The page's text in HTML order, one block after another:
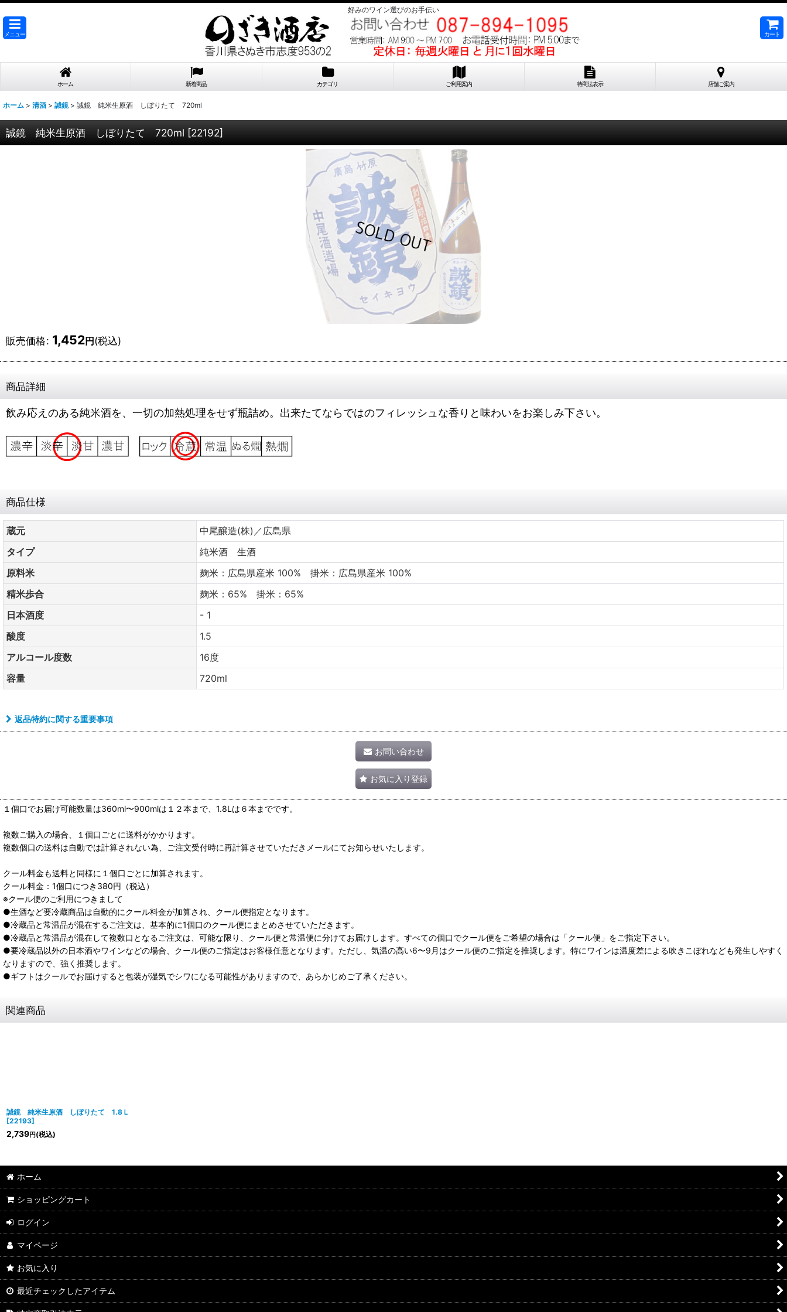
好みのワイン選びのお手伝い
メニュー カート
ホーム 新着商品 カテゴリ ご利用案内 特商法表示 店舗ご案内
ホーム > 清酒 > 誠鏡 > 誠鏡 純米生原酒 しぼりたて 720ml
誠鏡 純米生原酒 しぼりたて 720ml [22192]
販売価格: 1,452円 (税込)
商品詳細
飲み応えのある純米酒を、一切の加熱処理をせず瓶詰め。出来たてならではのフィレッシュな香りと味わいをお楽しみ下さい。
商品仕様
蔵元
中尾醸造(株)／広島県
タイプ
純米酒 生酒
原料米
麹米：広島県産米 100% 掛米：広島県産米 100%
精米歩合
麹米：65% 掛米：65%
日本酒度
- 1
酸度
1.5
アルコール度数
16度
容量
720ml
返品特約に関する重要事項
お問い合わせ
お気に入り登録
１個口でお届け可能数量は360ml〜900mlは１２本まで、1.8Lは６本までです。
複数ご購入の場合、１個口ごとに送料がかかります。
複数個口の送料は自動では計算されない為、ご注文受付時に再計算させていただきメールにてお知らせいたします。
クール料金も送料と同様に１個口ごとに加算されます。
クール料金：1個口につき380円（税込）
※クール便のご利用につきまして
●生酒など要冷蔵商品は自動的にクール料金が加算され、クール便指定となります。
●冷蔵品と常温品が混在するご注文は、基本的に1個口のクール便にまとめさせていただきます。
●冷蔵品と常温品が混在して複数口となるご注文は、可能な限り、クール便と常温便に分けてお届けします。すべての個口でクール便をご希望の場合は「クール便」をご指定下さい。
●要冷蔵品以外の日本酒やワインなどの場合、クール便のご指定はお客様任意となります。ただし、気温の高い6〜9月はクール便のご指定を推奨します。特にワインは温度差による吹きこぼれなども発生しやすく
なりますので、強く推奨します。
●ギフトはクールでお届けすると包装が湿気でシワになる可能性がありますので、あらかじめご了承ください。
関連商品
誠鏡 純米生原酒 しぼりたて 1.8Ｌ
[22193]
2,739円 (税込)
ホーム
ショッピングカート
ログイン
マイページ
お気に入り
最近チェックしたアイテム